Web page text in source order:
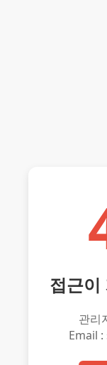
접근이
관리
Email